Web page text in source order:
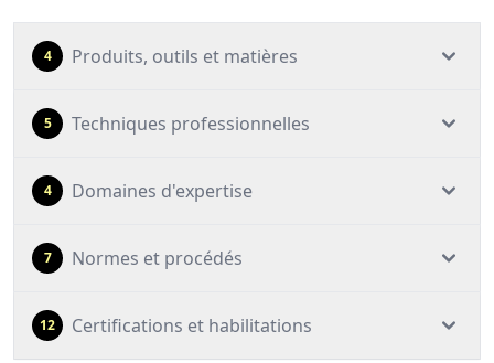
4 Produits, outils et matières
5 Techniques professionnelles
4 Domaines d'expertise
7 Normes et procédés
12 Certifications et habilitations